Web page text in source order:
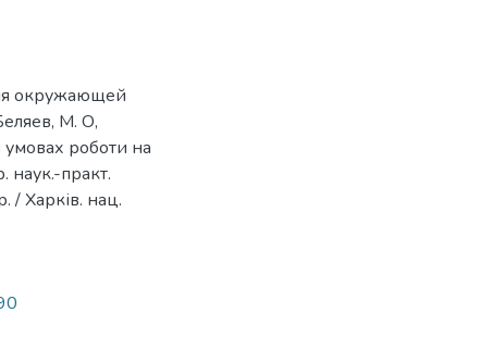
окружающей
М. О,
умовах роботи на
наук.-практ.
/ Харків. нац.